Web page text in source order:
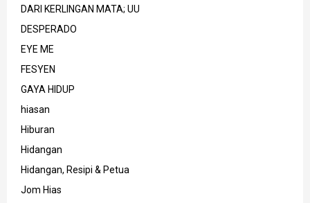
DARI KERLINGAN MATA; UU
DESPERADO
EYE ME
FESYEN
GAYA HIDUP
hiasan
Hiburan
Hidangan
Hidangan, Resipi & Petua
Jom Hias